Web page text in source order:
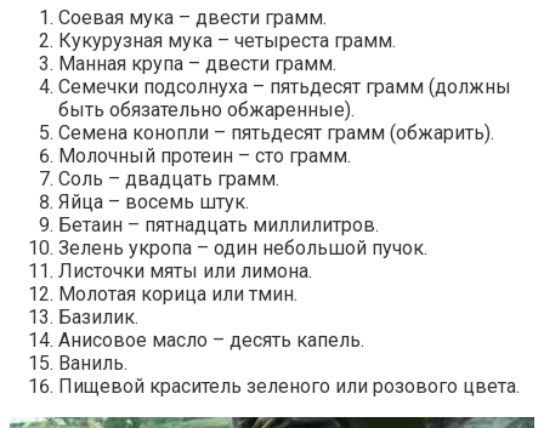
Соевая мука – двести грамм.
Кукурузная мука – четыреста грамм.
Манная крупа – двести грамм.
Семечки подсолнуха – пятьдесят грамм (должны
быть обязательно обжаренные).
Семена конопли – пятьдесят грамм (обжарить).
Молочный протеин – сто грамм.
Соль – двадцать грамм.
Яйца – восемь штук.
Бетаин – пятнадцать миллилитров.
Зелень укропа – один небольшой пучок.
Листочки мяты или лимона.
Молотая корица или тмин.
Базилик.
Анисовое масло – десять капель.
Ваниль.
Пищевой краситель зеленого или розового цвета.